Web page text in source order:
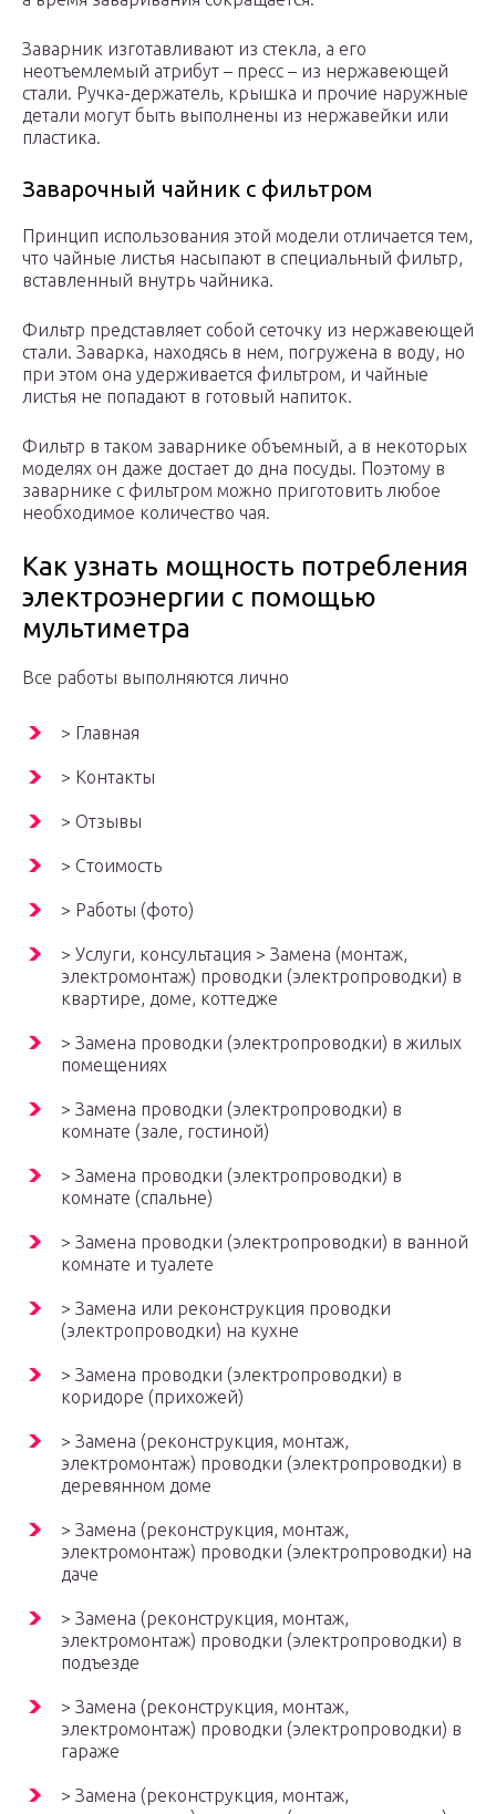
Заварник изготавливают из стекла, а его
неотъемлемый атрибут – пресс – из нержавеющей
стали. Ручка-держатель, крышка и прочие наружные
детали могут быть выполнены из нержавейки или
пластика.
Заварочный чайник с фильтром
Принцип использования этой модели отличается тем,
что чайные листья насыпают в специальный фильтр,
вставленный внутрь чайника.
Фильтр представляет собой сеточку из нержавеющей
стали. Заварка, находясь в нем, погружена в воду, но
при этом она удерживается фильтром, и чайные
листья не попадают в готовый напиток.
Фильтр в таком заварнике объемный, а в некоторых
моделях он даже достает до дна посуды. Поэтому в
заварнике с фильтром можно приготовить любое
необходимое количество чая.
Как узнать мощность потребления
электроэнергии с помощью
мультиметра
Все работы выполняются лично
> Главная
> Контакты
> Отзывы
> Стоимость
> Работы (фото)
> Услуги, консультация > Замена (монтаж,
электромонтаж) проводки (электропроводки) в
квартире, доме, коттедже
> Замена проводки (электропроводки) в жилых
помещениях
> Замена проводки (электропроводки) в
комнате (зале, гостиной)
> Замена проводки (электропроводки) в
комнате (спальне)
> Замена проводки (электропроводки) в ванной
комнате и туалете
> Замена или реконструкция проводки
(электропроводки) на кухне
> Замена проводки (электропроводки) в
коридоре (прихожей)
> Замена (реконструкция, монтаж,
электромонтаж) проводки (электропроводки) в
деревянном доме
> Замена (реконструкция, монтаж,
электромонтаж) проводки (электропроводки) на
даче
> Замена (реконструкция, монтаж,
электромонтаж) проводки (электропроводки) в
подъезде
> Замена (реконструкция, монтаж,
электромонтаж) проводки (электропроводки) в
гараже
> Замена (реконструкция, монтаж,